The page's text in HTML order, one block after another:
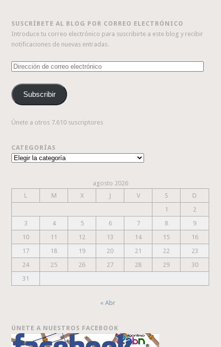
SUSCRÍBETE AL BLOG POR CORREO ELECTRÓNICO
Introduce tu correo electrónico para suscribirte a este blog y recibir
notificaciones de nuevas entradas.
Dirección
correo
electrónico
Subscribir
Únete a otros 7.610 suscriptores
CATEGORÍAS
Categorías
agosto 2026
L
M X J V S
D
1
2
3
4 5 6 7 8
9
10
11 12 13 14 15
16
17
18 19 20 21 22
23
24
25 26 27 28 29
30
31
« Abr
ÚNETE A NUESTROS FACEBOOK